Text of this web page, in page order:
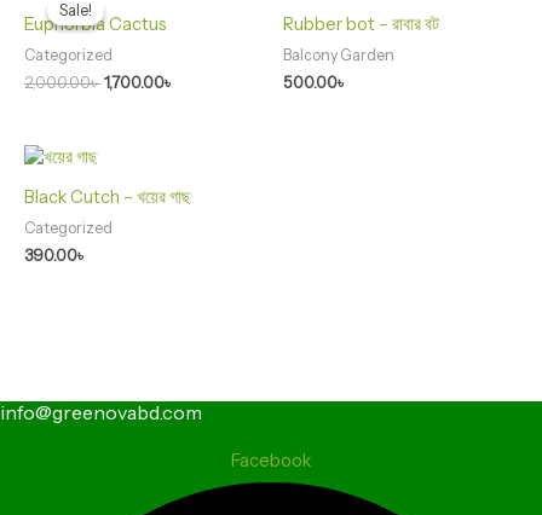
Sale!
Sale!
Euphorbia Cactus
Categorized
2,000.00৳
was:
1,700.00৳
Rubber bot – রাবার বট
Balcony Garden
500.00৳
Black Cutch – খয়ের গাছ
Categorized
390.00৳
info@greenovabd.com
Facebook